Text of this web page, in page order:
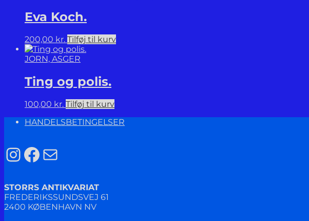
Eva Koch.
200,00 kr. Tilføj til kurv
JORN, ASGER
Ting og polis.
100,00 kr. Tilføj til kurv
HANDELSBETINGELSER
Instagram
Facebook
Mail
STORRS ANTIKVARIAT
FREDERIKSSUNDSVEJ 61
2400 KØBENHAVN NV